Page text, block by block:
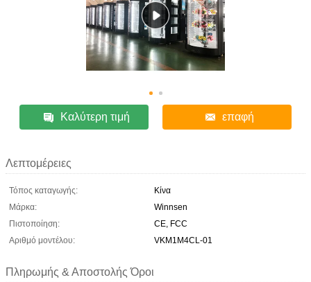
Καλύτερη τιμή επαφή
Λεπτομέρειες
Τόπος καταγωγής:
Κίνα
Μάρκα:
Winnsen
Πιστοποίηση:
CE, FCC
Αριθμό μοντέλου:
VKM1M4CL-01
Πληρωμής & Αποστολής Όροι